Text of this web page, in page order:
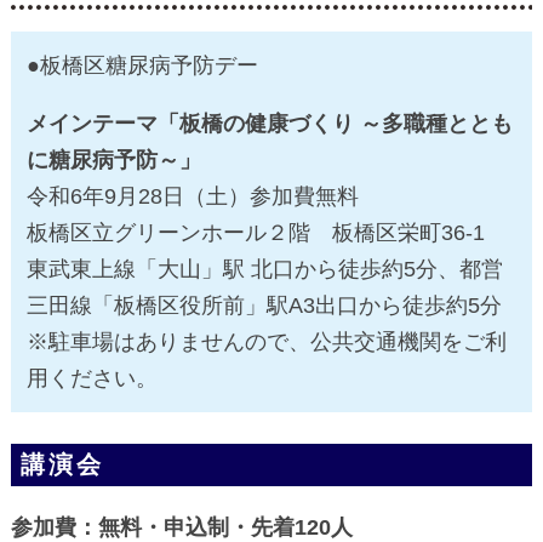
●板橋区糖尿病予防デー
メインテーマ「板橋の健康づくり ～多職種ととも
に糖尿病予防～」
令和6年9月28日（土）参加費無料
板橋区立グリーンホール２階 板橋区栄町36-1
東武東上線「大山」駅 北口から徒歩約5分、都営
三田線「板橋区役所前」駅A3出口から徒歩約5分
※駐車場はありませんので、公共交通機関をご利
用ください。
講演会
参加費：無料・申込制・先着120人